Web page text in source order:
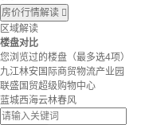
房价行情解读 
区域解读
楼盘对比
您浏览过的楼盘 （最多选4项）
九江林安国际商贸物流产业园
联盛国贸超级购物中心
蓝城西海云林春风